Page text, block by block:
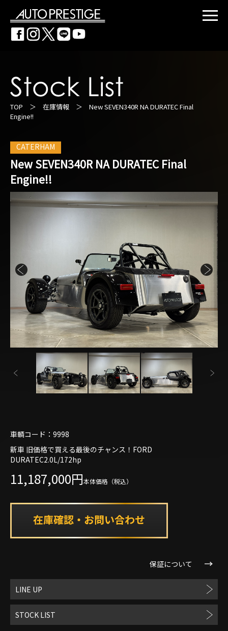
TOP ＞ 在庫情報 ＞ New SEVEN340R NA DURATEC Final
Engine!!
CATERHAM
New SEVEN340R NA DURATEC Final
Engine!!
車輌コード：9998
新車 旧価格で買える最後のチャンス！FORD
DURATEC2.0L/172hp
11,187,000円本体価格（税込）
保証について
LINE UP
STOCK LIST